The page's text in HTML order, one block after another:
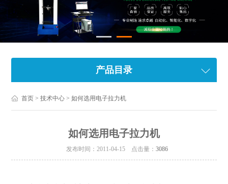
产品目录
首页 >技术中心 > 如何选用电子拉力机
如何选用电子拉力机
发布时间：2011-04-15 点击量： 3086